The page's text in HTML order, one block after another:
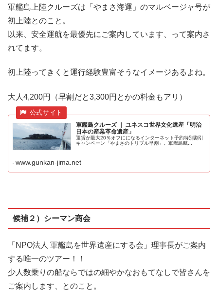
軍艦島上陸クルーズは「やまさ海運」のマルベージャ号が
初上陸とのこと。
以来、安全運航を最優先にご案内しています、って案内さ
れてます。
初上陸ってきくと運行経験豊富そうなイメージあるよね。
大人4,200円（早割だと3,300円とかの料金もアリ）
軍艦島クルーズ ｜ ユネスコ世界文化遺産「明治
日本の産業革命遺産」
運賃が最大20％オフにになるインターネット予約特別割引
キャンペーン「やまさのトリプル早割」。軍艦島航...
www.gunkan-jima.net
候補２）シーマン商会
「NPO法人 軍艦島を世界遺産にする会」理事長がご案内
する唯一のツアー！！
少人数乗りの船ならではの細やかなおもてなしで皆さんを
ご案内します、とのこと。